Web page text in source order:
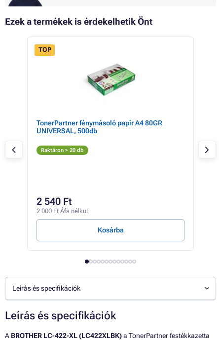
Ezek a termékek is érdekelhetik Önt
TOP
TonerPartner fénymásoló papír A4 80GR
UNIVERSAL, 500db
Raktáron > 20 db
2 540 Ft
2 000 Ft Áfa nélkül
Kosárba
Leírás és specifikációk
Leírás és specifikációk
A BROTHER LC-422-XL (LC422XLBK)a TonerPartner festékkazetta